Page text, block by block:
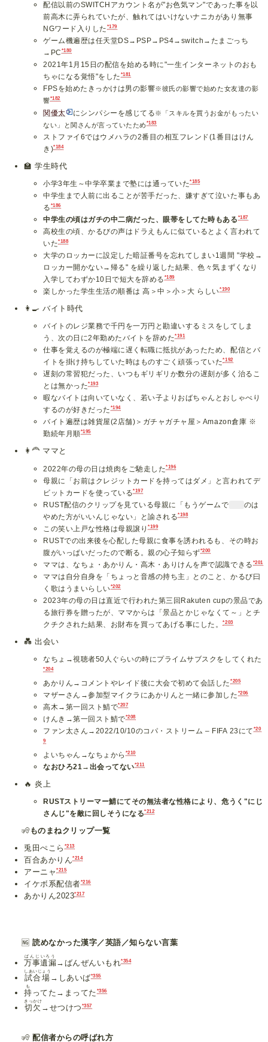
配信以前のSWITCHアカウント名が"お色気マン"であった事を以
前高木に弄られていたが、触れてはいけないナニカがあり無事
NGワード入りした *179
ゲーム機遍歴は任天堂DS→PSP→PS4→switch→たまごっち
→PC *180
2021年1月15日の配信を始める時に"一生インターネットのおも
ちゃになる覚悟"をした *181
FPSを始めたきっかけは男の影響※彼氏の影響で始めた女友達の影
響*182
関優太 にシンパシーを感じてる※「スキルを買うお金がもったい
ない」と関さんが言っていたため*183
ストファイ6ではウメハラの2番目の相互フレンド(1番目はけん
き)*184
🏫学生時代
小学3年生～中学卒業まで塾には通っていた*185
中学生まで人前に出ることが苦手だった、嫌すぎて泣いた事もあ
る*186
中学生の頃はガチの中二病だった、眼帯をしてた時もある*187
高校生の頃、かるびの声はドラえもんに似ているとよく言われて
いた*188
大学のロッカーに設定した暗証番号を忘れてしまい1週間 "学校→
ロッカー開かない→帰る" を繰り返した結果、色々気まずくなり
入学してわずか10日で短大を辞める *189
楽しかった学生生活の順番は 高＞中＞小＞大 らしい*190
👩‍🍳バイト時代
バイトのレジ業務で千円を一万円と勘違いするミスをしてしま
う、次の日に2年勤めたバイトを辞めた*191
仕事を覚えるのが極端に遅く転職に抵抗があったため、配信とバ
イトを掛け持ちしていた時はものすごく頑張っていた*192
遅刻の常習犯だった、いつもギリギリか数分の遅刻が多く治るこ
とは無かった*193
暇なバイトは向いていなく、若い子よりおばちゃんとおしゃべり
するのが好きだった *194
バイト遍歴は雑貨屋(2店舗)＞ガチャガチャ屋＞Amazon倉庫 ※
勤続年月順*195
👩‍🦰 ママと
2022年の母の日は焼肉をご馳走した*196
母親に「お前はクレジットカードを持ってはダメ」と言われてデ
ビットカードを使っている*197
RUST配信のクリップを見ている母親に「もうゲームで
のは
やめた方がいいんじゃない」と諭される*198
この笑い上戸な性格は母親譲り*199
RUSTでの出来後を心配した母親に食事を誘われるも、その時お
腹がいっぱいだったので断る。親の心子知らず*200
ママは、なちょ・あかりん・高木・ありけんを声で認識できる *201
ママは自分自身を「ちょっと音感の持ち主」とのこと、かるび曰
く歌はうまいらしい*202
2023年の母の日は直近で行われた第三回Rakuten cupの景品であ
る旅行券を贈ったが、ママからは「景品とかじゃなくて～」とチ
クチクされた結果、お財布を買ってあげる事にした。*203
💑出会い
なちょ→視聴者50人ぐらいの時にプライムサブスクをしてくれた
*204
あかりん→コメントやレイド後に大会で初めて会話した *205
マザーさん→参加型マイクラにあかりんと一緒に参加した*206
高木→第一回スト鯖で*207
けんき→第一回スト鯖で*208
ファン太さん→2022/10/10のコパ・ストリーム – FIFA 23にて *20
9
よいちゃん→なちょから *210
なおひろ21→出会ってない*211
🔥炎上
RUSTストリーマー鯖にてその無法者な性格により、危うく"にじ
さんじ"を敵に回しそうになる*212
🧏 ものまねクリップ一覧
兎田ぺこら *213
百合あかりん*214
アーニャ*215
イケボ系配信者*216
あかりん2023*217
🆖 読めなかった漢字／英語／知らない言葉
万事遺漏
ばんじいろう
→ばんぜんいもれ*354
試合場
しあいじょう
→しあいば*355
持
も
ってた→まってた *356
切欠
きっかけ
→せつけつ *357
🧏 配信者からの呼ばれ方